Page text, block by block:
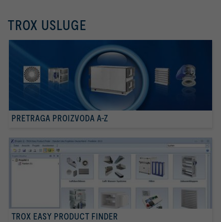
TROX USLUGE
PRETRAGA PROIZVODA A-Z
TROX EASY PRODUCT FINDER